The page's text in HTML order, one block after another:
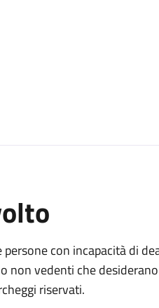
con incapacità di
non vedenti che
riservati.